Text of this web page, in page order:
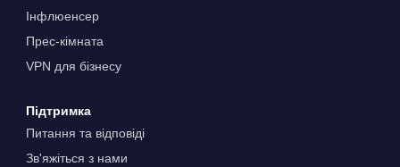
Інфлюенсер
Прес-кімната
VPN для бізнесу
Підтримка
Питання та відповіді
Зв'яжіться з нами